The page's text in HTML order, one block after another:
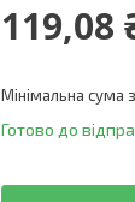
119,08
Мінімальна сума
Готово до